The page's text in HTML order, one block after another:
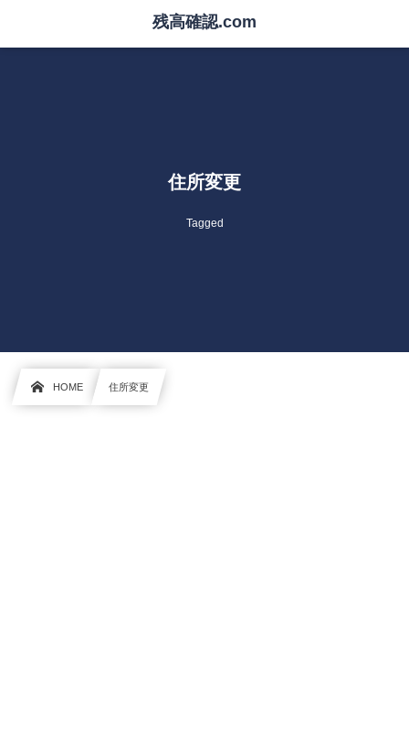
残高確認.com
住所変更
Tagged
HOME 住所変更